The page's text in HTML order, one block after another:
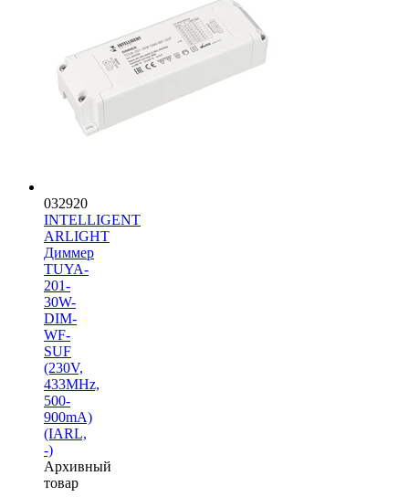
032920
INTELLIGENT
ARLIGHT
Диммер
TUYA-
201-
30W-
DIM-
WF-
SUF
(230V,
433MHz,
500-
900mA)
(IARL,
-)
Архивный
товар